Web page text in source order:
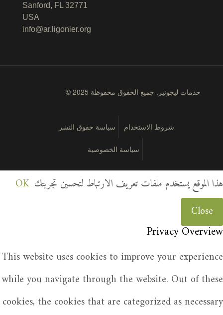
Sanford, FL 32771
USA
info@ar.ligonier.org
© 2025 خدمات ليجونير. جميع الحقوق محفوظة
شروط الاستخدام سياسة حقوق النشر
سياسة الخصوصية
هذا الموقع يستخدم ملفات تعريف الارتباط لتحسين تجربتك OK
Close
Privacy Overview
This website uses cookies to improve your experience
while you navigate through the website. Out of these
cookies, the cookies that are categorized as necessary